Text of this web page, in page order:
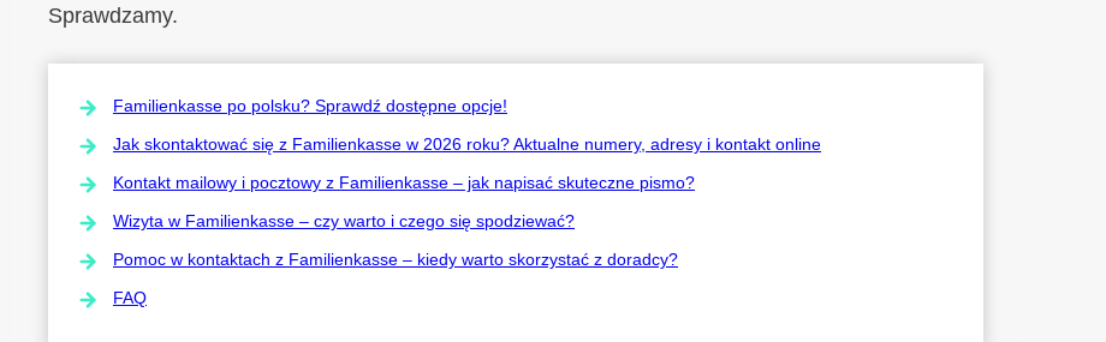
Sprawdzamy.
Familienkasse po polsku? Sprawdź dostępne opcje!
Jak skontaktować się z Familienkasse w 2026 roku? Aktualne numery, adresy i kontakt online
Kontakt mailowy i pocztowy z Familienkasse – jak napisać skuteczne pismo?
Wizyta w Familienkasse – czy warto i czego się spodziewać?
Pomoc w kontaktach z Familienkasse – kiedy warto skorzystać z doradcy?
FAQ